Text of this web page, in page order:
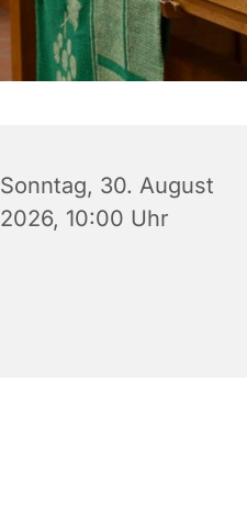
Sonntag, 30. August
2026, 10:00 Uhr